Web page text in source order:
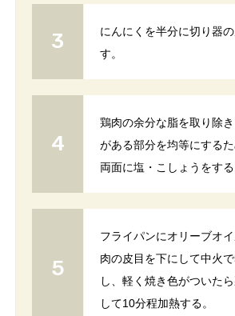
にんにくを半分に切り器
す。
鶏肉の余分な脂を取り除
がある部分を均等にするた
両面に塩・こしょうをする
フライパンにオリーブオ
肉の皮目を下にして中火
し、軽く焼き色がついた
して10分程加熱する。